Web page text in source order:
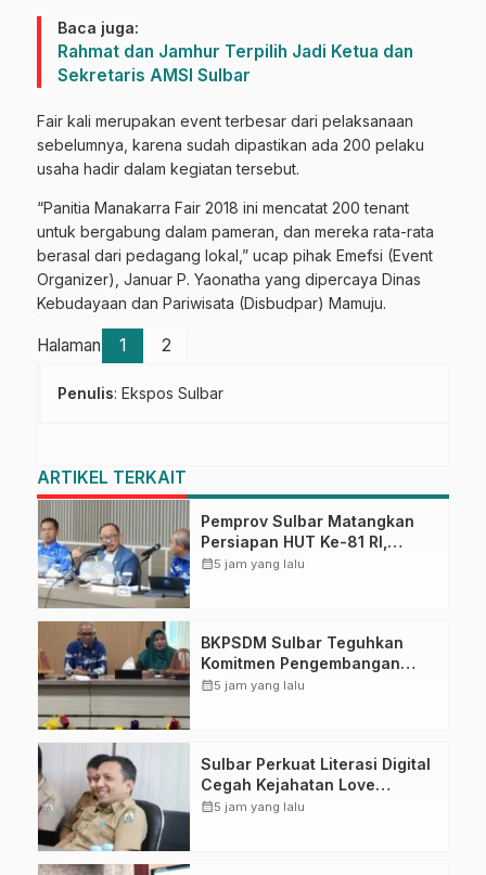
Baca juga:
Rahmat dan Jamhur Terpilih Jadi Ketua dan
Sekretaris AMSI Sulbar
Fair kali merupakan event terbesar dari pelaksanaan
sebelumnya, karena sudah dipastikan ada 200 pelaku
usaha hadir dalam kegiatan tersebut.
“Panitia Manakarra Fair 2018 ini mencatat 200 tenant
untuk bergabung dalam pameran, dan mereka rata-rata
berasal dari pedagang lokal,” ucap pihak Emefsi (Event
Organizer), Januar P. Yaonatha yang dipercaya Dinas
Kebudayaan dan Pariwisata (Disbudpar) Mamuju.
Halaman 1 2
Penulis: Ekspos Sulbar
ARTIKEL TERKAIT
Pemprov Sulbar Matangkan
Persiapan HUT Ke-81 RI,
Puncak Upacara di Lapangan
calendar_month5 jam yang lalu
BKPSDM Sulbar Teguhkan
Komitmen Pengembangan
Kompetensi ASN melalui
calendar_month5 jam yang lalu
Sulbar Perkuat Literasi Digital
Cegah Kejahatan Love
Scamming
calendar_month5 jam yang lalu